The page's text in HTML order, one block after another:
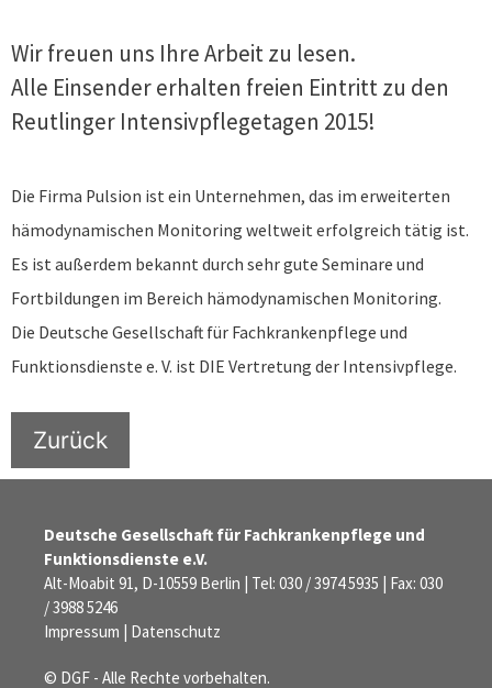
Wir freuen uns Ihre Arbeit zu lesen.
Alle Einsender erhalten freien Eintritt zu den
Reutlinger Intensivpflegetagen 2015!
Die Firma Pulsion ist ein Unternehmen, das im erweiterten
hämodynamischen Monitoring weltweit erfolgreich tätig ist.
Es ist außerdem bekannt durch sehr gute Seminare und
Fortbildungen im Bereich hämodynamischen Monitoring.
Die Deutsche Gesellschaft für Fachkrankenpflege und
Funktionsdienste e. V. ist DIE Vertretung der Intensivpflege.
Zurück
Deutsche Gesellschaft für Fachkrankenpflege und
Funktionsdienste e.V.
Alt-Moabit 91, D-10559 Berlin | Tel: 030 / 3974 5935 | Fax: 030
/ 3988 5246
Impressum | Datenschutz
© DGF - Alle Rechte vorbehalten.